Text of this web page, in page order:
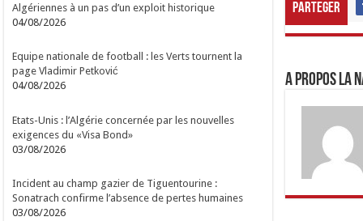
Parteger
A propos LA
Algériennes à un pas d’un exploit historique
04/08/2026
Equipe nationale de football : les Verts tournent la
page Vladimir Petković
04/08/2026
Etats-Unis : l’Algérie concernée par les nouvelles
exigences du «Visa Bond»
03/08/2026
Incident au champ gazier de Tiguentourine :
Sonatrach confirme l’absence de pertes humaines
03/08/2026